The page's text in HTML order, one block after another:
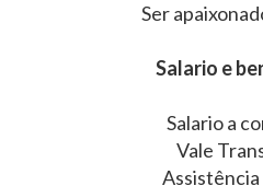
Ser
Salario e
Salario a
Vale